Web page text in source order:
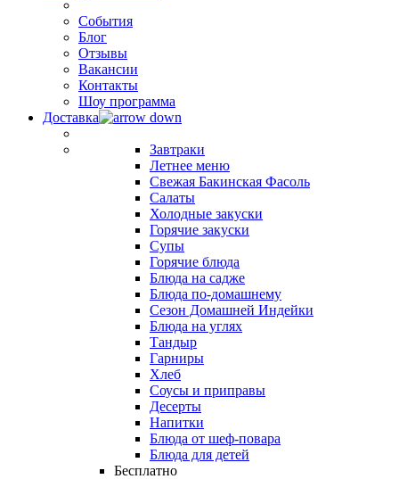
События
Блог
Отзывы
Вакансии
Контакты
Шоу программа
Доставка
Завтраки
Летнее меню
Свежая Бакинская Фасоль
Салаты
Холодные закуски
Горячие закуски
Супы
Горячие блюда
Блюда на садже
Блюда по-домашнему
Сезон Домашней Индейки
Блюда на углях
Тандыр
Гарниры
Хлеб
Соусы и приправы
Десерты
Напитки
Блюда от шеф-повара
Блюда для детей
Бесплатно